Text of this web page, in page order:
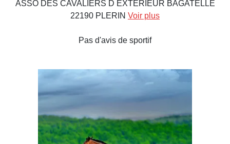
ASSO DES CAVALIERS D EXTERIEUR BAGATELLE
22190 PLERIN Voir plus
Pas d'avis de sportif